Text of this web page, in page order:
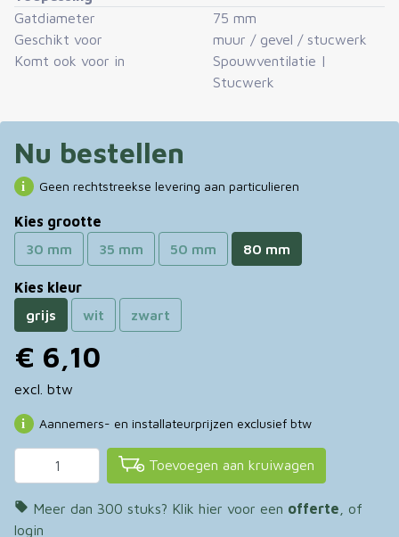
Gatdiameter
75 mm
Geschikt voor
muur / gevel / stucwerk
Komt ook voor in
Spouwventilatie |
Stucwerk
Nu bestellen
Geen rechtstreekse levering aan particulieren
Kies grootte
30 mm
35 mm 50 mm 80 mm
Kies kleur
grijs
wit zwart
€ 6,10
excl. btw
Aannemers- en installateurprijzen exclusief btw
Toevoegen aan kruiwagen
 Meer dan 300 stuks? Klik hier voor een offerte , of
login